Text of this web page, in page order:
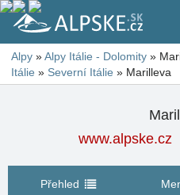
Alpy »Alpy Itálie - Dolomity »
Itálie » Severní Itálie » Marilleva
www.alpske.cz
Přehled